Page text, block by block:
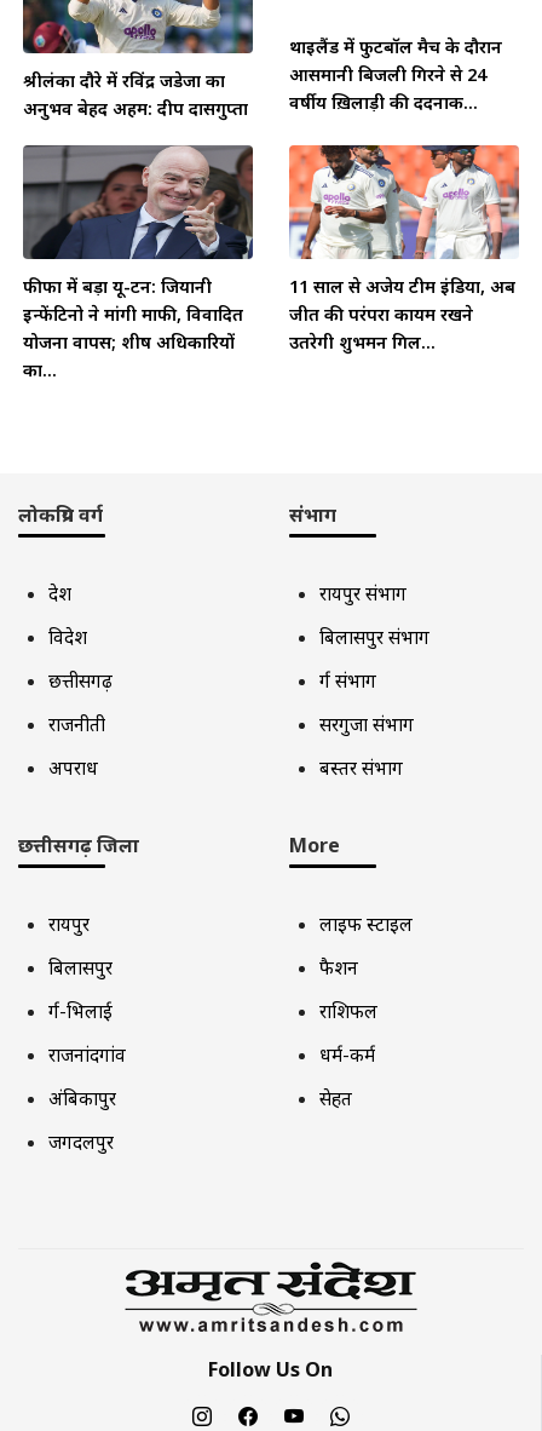
श्रीलंका दौरे में रविंद्र जडेजा का
अनुभव बेहद अहम: दीप दासगुप्ता
थाईलैंड में फुटबॉल मैच के दौरान
आसमानी बिजली गिरने से 24
वर्षीय ख़िलाड़ी की दर्दनाक...
फीफा में बड़ा यू-टर्न: जियानी
इन्फेंटिनो ने मांगी माफी, विवादित
योजना वापस; शीर्ष अधिकारियों
का...
11 साल से अजेय टीम इंडिया, अब
जीत की परंपरा कायम रखने
उतरेगी शुभमन गिल...
लोकप्रिय वर्ग
देश
विदेश
छत्तीसगढ़
राजनीती
अपराध
संभाग
रायपुर संभाग
बिलासपुर संभाग
दुर्ग संभाग
सरगुजा संभाग
बस्तर संभाग
छत्तीसगढ़ जिला
रायपुर
बिलासपुर
दुर्ग-भिलाई
राजनांदगांव
अंबिकापुर
जगदलपुर
More
लाइफ स्टाइल
फैशन
राशिफल
धर्म-कर्म
सेहत
Follow Us On